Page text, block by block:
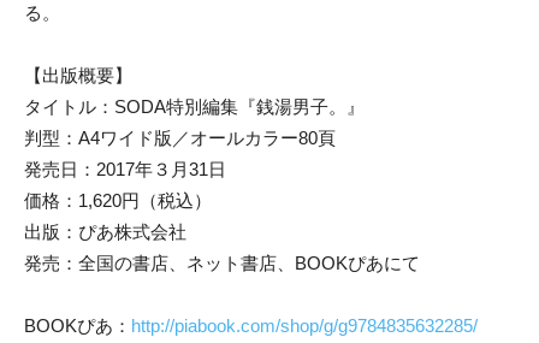
る。
【出版概要】
タイトル：SODA特別編集『銭湯男子。』
判型：A4ワイド版／オールカラー80頁
発売日：2017年３月31日
価格：1,620円（税込）
出版：ぴあ株式会社
発売：全国の書店、ネット書店、BOOKぴあにて
BOOKぴあ： http://piabook.com/shop/g/g9784835632285/